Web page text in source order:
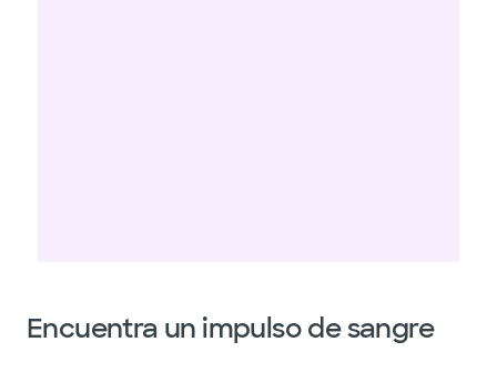
Encuentra un impulso de sangre